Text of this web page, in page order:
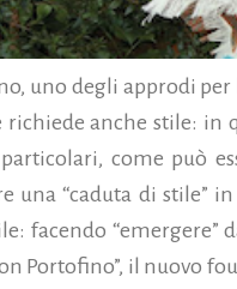
uno degli approdi per
richiede anche stile: in
come può
una “caduta di stile”
facendo “emergere”
Portofino”, il nuovo